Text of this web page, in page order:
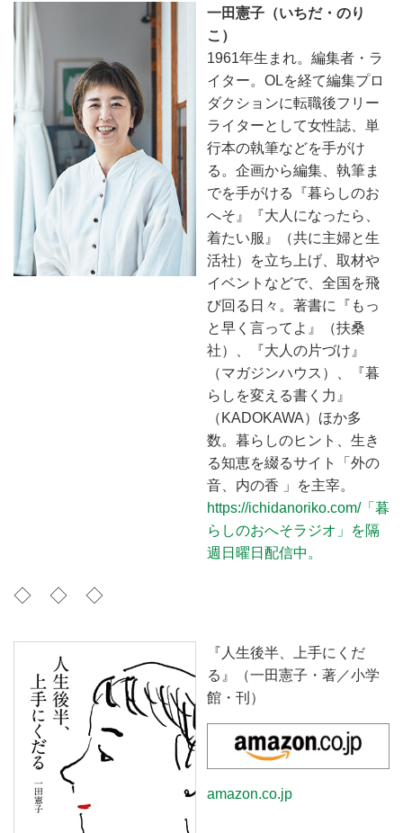
一田憲子（いちだ・のり
こ）
1961年生まれ。編集者・ラ
イター。OLを経て編集プロ
ダクションに転職後フリー
ライターとして女性誌、単
行本の執筆などを手がけ
る。企画から編集、執筆ま
でを手がける『暮らしのお
へそ』『大人になったら、
着たい服』（共に主婦と生
活社）を立ち上げ、取材や
イベントなどで、全国を飛
び回る日々。著書に『もっ
と早く言ってよ』（扶桑
社）、『大人の片づけ』
（マガジンハウス）、『暮
らしを変える書く力』
（KADOKAWA）ほか多
数。暮らしのヒント、生き
る知恵を綴るサイト「外の
音、内の香 」を主宰。
https://ichidanoriko.com/「暮
らしのおへそラジオ」を隔
週日曜日配信中。
◇ ◇ ◇
『人生後半、上手にくだ
る』（一田憲子・著／小学
館・刊）
amazon.co.jp